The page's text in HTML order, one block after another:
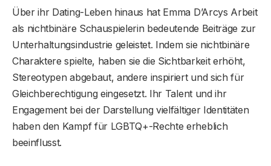
Über ihr Dating-Leben hinaus hat Emma D’Arcys Arbeit
als nichtbinäre Schauspielerin bedeutende Beiträge zur
Unterhaltungsindustrie geleistet. Indem sie nichtbinäre
Charaktere spielte, haben sie die Sichtbarkeit erhöht,
Stereotypen abgebaut, andere inspiriert und sich für
Gleichberechtigung eingesetzt. Ihr Talent und ihr
Engagement bei der Darstellung vielfältiger Identitäten
haben den Kampf für LGBTQ+-Rechte erheblich
beeinflusst.